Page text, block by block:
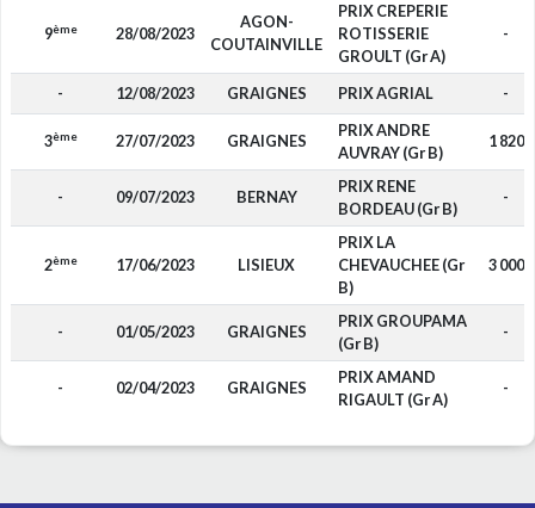
9ème 28/08/2023
AGON-
COUTAINVILLE
PRIX CREPERIE
ROTISSERIE
GROULT (Gr A)
-
- 12/08/2023 GRAIGNES PRIX AGRIAL -
3ème 27/07/2023 GRAIGNES
PRIX ANDRE
AUVRAY (Gr B)
1 820
- 09/07/2023 BERNAY
PRIX RENE
BORDEAU (Gr B)
-
2ème 17/06/2023 LISIEUX
PRIX LA
CHEVAUCHEE (Gr
B)
3 000
- 01/05/2023 GRAIGNES
PRIX GROUPAMA
(Gr B)
-
- 02/04/2023 GRAIGNES
PRIX AMAND
RIGAULT (Gr A)
-